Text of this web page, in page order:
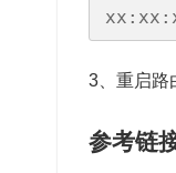
3、重启路
参考链